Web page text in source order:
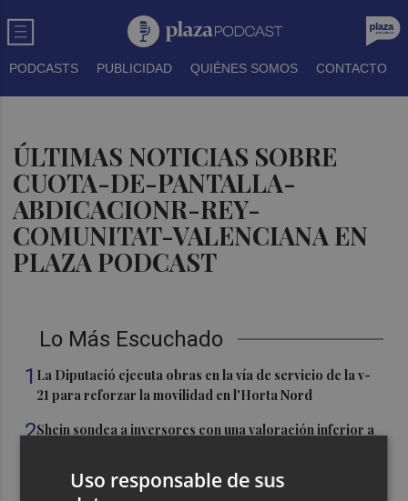
PODCASTS PUBLICIDAD QUIÉNES SOMOS CONTACTO
ÚLTIMAS NOTICIAS SOBRE
CUOTA-DE-PANTALLA-
ABDICACIONR-REY-
COMUNITAT-VALENCIANA EN
PLAZA PODCAST
Lo Más Escuchado
1 La Diputació ejecuta obras en la vía de servicio de la v-
21 para reforzar la movilidad en l'Horta Nord
2Shein sondea a inversores con una valoración inferior a
Florentino Pérez refuerza su posición como principal
Uso responsable de sus